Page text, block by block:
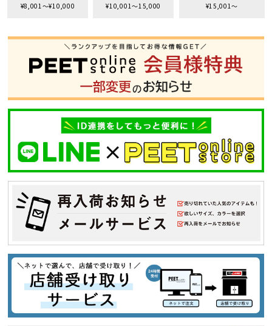
¥8,001〜¥10,000 ¥10,001〜15,000 ¥15,001〜